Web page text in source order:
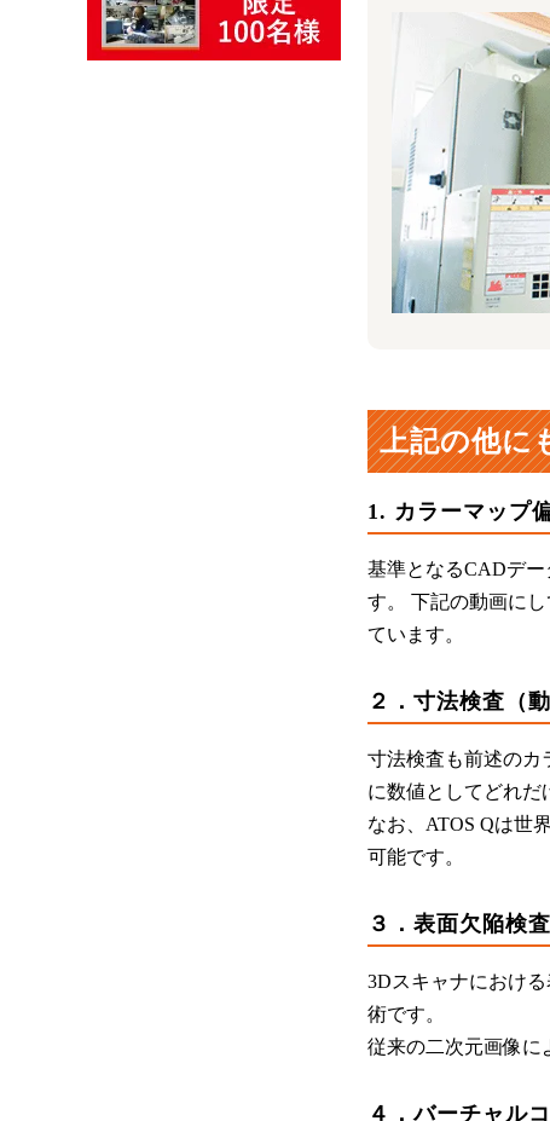
上記の他に
1. カラーマップ
基準となるCADデ
す。 下記の動画に
ています。
２．寸法検査（
寸法検査も前述のカ
に数値としてどれだ
なお、ATOS Qは世
可能です。
３．表面欠陥検
3Dスキャナにおけ
術です。
従来の二次元画像に
４．バーチャル